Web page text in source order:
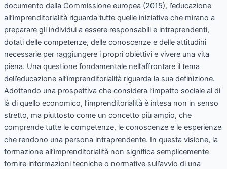
documento della Commissione europea (2015), l’educazione
all’imprenditorialità riguarda tutte quelle iniziative che mirano a
preparare gli individui a essere responsabili e intraprendenti,
dotati delle competenze, delle conoscenze e delle attitudini
necessarie per raggiungere i propri obiettivi e vivere una vita
piena. Una questione fondamentale nell’affrontare il tema
dell’educazione all’imprenditorialità riguarda la sua definizione.
Adottando una prospettiva che considera l’impatto sociale al di
là di quello economico, l’imprenditorialità è intesa non in senso
stretto, ma piuttosto come un concetto più ampio, che
comprende tutte le competenze, le conoscenze e le esperienze
che rendono una persona intraprendente. In questa visione, la
formazione all’imprenditorialità non significa semplicemente
fornire informazioni tecniche o normative sull’avvio di una